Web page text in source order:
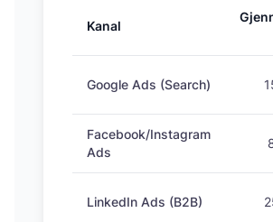
Kanal
Google Ads (Search)
Facebook/Instagram
Ads
LinkedIn Ads (B2B)